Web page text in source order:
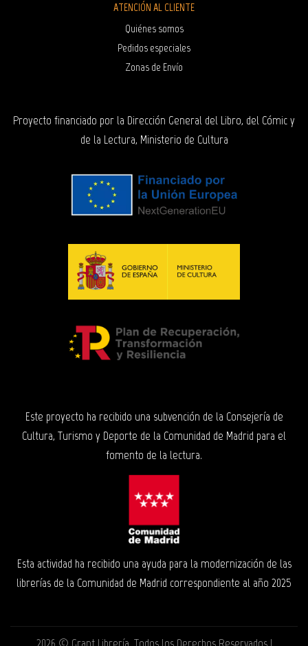
ATENCIÓN AL CLIENTE
Quiénes somos
Pedidos especiales
Zonas de Envío
Proyecto financiado por la Dirección General del Libro, del Cómic y
de la Lectura, Ministerio de Cultura
Este proyecto ha recibido una subvención de la Consejería de
Cultura, Turismo y Deporte de la Comunidad de Madrid para el
fomento de la lectura.
Esta actividad ha recibido una ayuda para la modernización de las
librerías de la Comunidad de Madrid correspondiente al año 2025